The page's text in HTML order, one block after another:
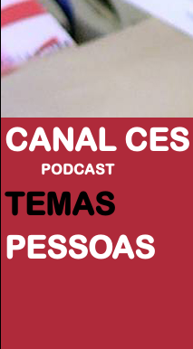
CANAL CES
PODCAST
TEMAS
PESSOAS